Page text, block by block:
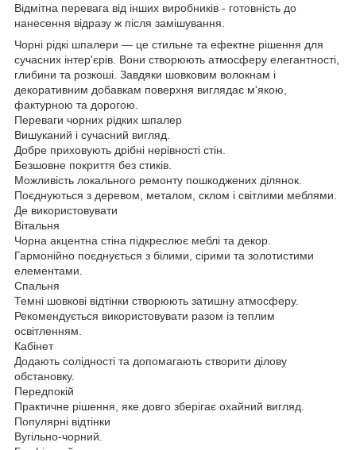
Відмітна перевага від інших виробників - готовність до
нанесення відразу ж після замішування.
Чорні рідкі шпалери — це стильне та ефектне рішення для
сучасних інтер'єрів. Вони створюють атмосферу елегантності,
глибини та розкоші. Завдяки шовковим волокнам і
декоративним добавкам поверхня виглядає м'якою,
фактурною та дорогою.
Переваги чорних рідких шпалер
Вишуканий і сучасний вигляд.
Добре приховують дрібні нерівності стін.
Безшовне покриття без стиків.
Можливість локального ремонту пошкоджених ділянок.
Поєднуються з деревом, металом, склом і світлими меблями.
Де використовувати
Вітальня
Чорна акцентна стіна підкреслює меблі та декор.
Гармонійно поєднується з білими, сірими та золотистими
елементами.
Спальня
Темні шовкові відтінки створюють затишну атмосферу.
Рекомендується використовувати разом із теплим
освітленням.
Кабінет
Додають солідності та допомагають створити ділову
обстановку.
Передпокій
Практичне рішення, яке довго зберігає охайний вигляд.
Популярні відтінки
Вугільно-чорний.